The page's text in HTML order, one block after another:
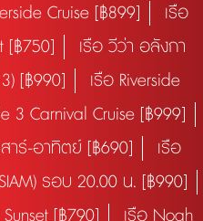
Cruise [฿899]
เรือ
[฿750]
เรือ วีว่า อลังกา
[฿990]
เรือ Riverside
3 Carnival Cruise [฿999]
สาร์-อาทิตย์ [฿690]
เรือ
รอบ 20.00 น. [฿990]
[฿790]
เรือ Noah